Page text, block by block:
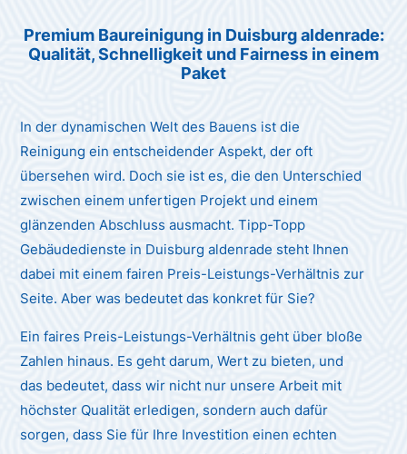
Premium Baureinigung in Duisburg aldenrade:
Qualität, Schnelligkeit und Fairness in einem
Paket
In der dynamischen Welt des Bauens ist die
Reinigung ein entscheidender Aspekt, der oft
übersehen wird. Doch sie ist es, die den Unterschied
zwischen einem unfertigen Projekt und einem
glänzenden Abschluss ausmacht. Tipp-Topp
Gebäudedienste in Duisburg aldenrade steht Ihnen
dabei mit einem fairen Preis-Leistungs-Verhältnis zur
Seite. Aber was bedeutet das konkret für Sie?
Ein faires Preis-Leistungs-Verhältnis geht über bloße
Zahlen hinaus. Es geht darum, Wert zu bieten, und
das bedeutet, dass wir nicht nur unsere Arbeit mit
höchster Qualität erledigen, sondern auch dafür
sorgen, dass Sie für Ihre Investition einen echten